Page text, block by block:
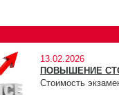
13.02.2026
ПОВЫШЕНИЕ
Стоимость